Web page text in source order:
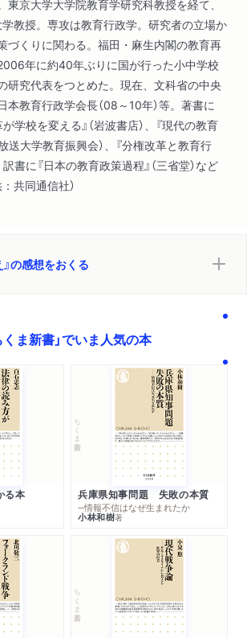
員会制度（教育委員会制度とは何か
めぐる「大政治」の復権
罪と廃止論）
政システムに向けて（義務教育財政制度の
革課題
育委員会制度の再生）
錯する教育政策のゆくえ
東京大学大学院教育学研究科教授を経て、
教授。専攻は教育行政学。研究者の立場か
づくりに関わる。福田・麻生内閣の教育再
年に約40年ぶりに国が行った小中学校
研究代表をつとめた。現在、文科省の中央
教育行政学会長（08～10年）等。著書に
学校を変える』（岩波書店）、『現代の教育
送大学教育振興会）、『分権改革と教育行
訳書に『日本の教育政策過程』（三省堂）など
共同通信社）
の感想をおくる
くま新書」でいま人気の本
る本
ちくま新書
兵庫県知事問題 失敗の本質
─情報不信はなぜ生まれたか
小林和樹著
ちくま新書